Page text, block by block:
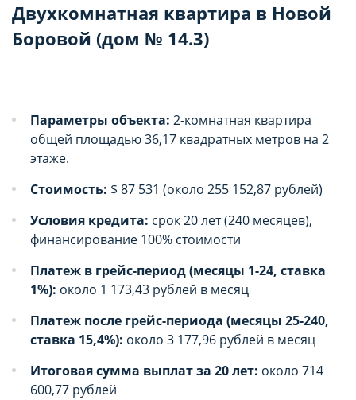
Двухкомнатная квартира в Новой
Боровой (дом № 14.3)
Параметры объекта: 2-комнатная квартира
общей площадью 36,17 квадратных метров на 2
этаже.
Стоимость: $ 87 531 (около 255 152,87 рублей)
Условия кредита: срок 20 лет (240 месяцев),
финансирование 100% стоимости
Платеж в грейс-период (месяцы 1-24, ставка
1%): около 1 173,43 рублей в месяц
Платеж после грейс-периода (месяцы 25-240,
ставка 15,4%): около 3 177,96 рублей в месяц
Итоговая сумма выплат за 20 лет: около 714
600,77 рублей
обеспечения функционирования Сайта, в том
числе корректного использования
предлагаемых на нем возможностей и услуг, и
использована в маркетинговых целях или для
учета посещаемых сайтов в сети Интернет.
статистических целях, позволяют подсчитывать
количество и длительность посещений Сайта,
анализировать как посетители используют Сайт,
что помогает улучшать его
производительность и сделать более удобным
для использования. Запретить хранение
данного типа cookie-файлов можно
непосредственно на Сайте либо в настройках
браузера.
обеспечения функционирования Сайта, в том
числе корректного использования
предлагаемых на нем возможностей и услуг, и
использована в маркетинговых целях или для
учета посещаемых сайтов в сети Интернет.
статистических целях, позволяют подсчитывать
количество и длительность посещений Сайта,
анализировать как посетители используют Сайт,
что помогает улучшать его
производительность и сделать более удобным
для использования. Запретить хранение
данного типа cookie-файлов можно
непосредственно на Сайте либо в настройках
браузера.